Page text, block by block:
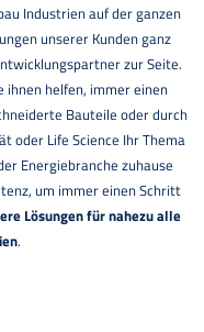
Industrien auf der ganzen
unserer Kunden ganz
zur Seite.
ihnen helfen, immer einen
Bauteile oder durch
oder Life Science Ihr Thema
Energiebranche zuhause
um immer einen Schritt
Lösungen für nahezu alle
.